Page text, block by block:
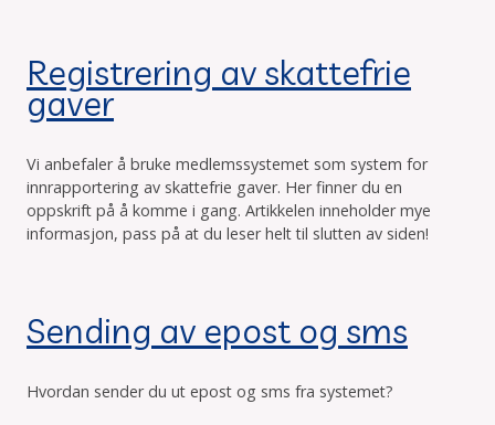
Registrering av skattefrie
gaver
Vi anbefaler å bruke medlemssystemet som system for
innrapportering av skattefrie gaver. Her finner du en
oppskrift på å komme i gang. Artikkelen inneholder mye
informasjon, pass på at du leser helt til slutten av siden!
Sending av epost og sms
Hvordan sender du ut epost og sms fra systemet?